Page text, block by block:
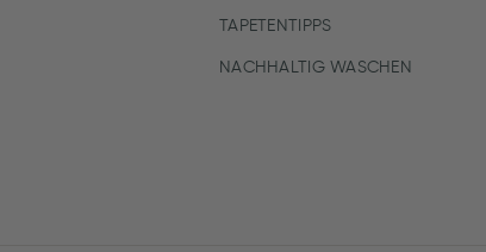
TAPETENTIPPS
NACHHALTIG WASCHEN